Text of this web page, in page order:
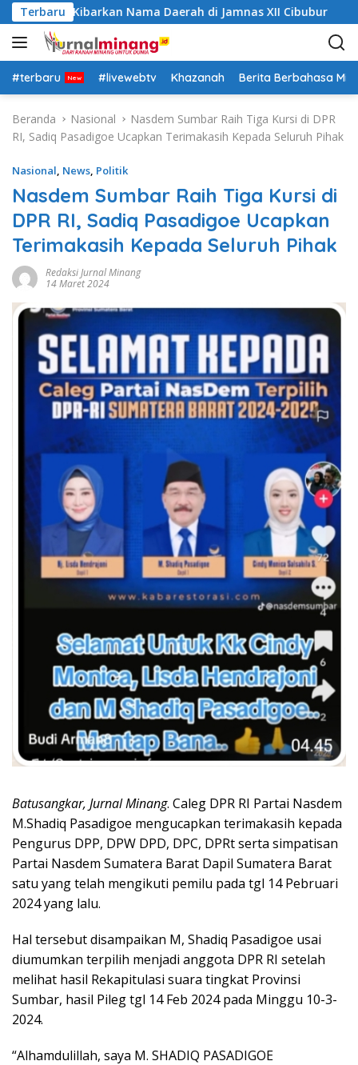
a
g
u
Terbaru
Siap Kibarkan Nama Daerah di Jamnas XII Cibubur
#terbaru #livewebtv Khazanah Berita Berbahasa
Beranda Nasional
Nasdem Sumbar Raih Tiga Kursi di DPR
RI, Sadiq Pasadigoe Ucapkan Terimakasih Kepada Seluruh Pihak
Nasional, News, Politik
Nasdem Sumbar Raih Tiga Kursi di
DPR RI, Sadiq Pasadigoe Ucapkan
Terimakasih Kepada Seluruh Pihak
Redaksi Jurnal Minang
14 Maret 2024
Batusangkar, Jurnal Minang. Caleg DPR RI Partai Nasdem
M.Shadiq Pasadigoe mengucapkan terimakasih kepada
Pengurus DPP, DPW DPD, DPC, DPRt serta simpatisan
Partai Nasdem Sumatera Barat Dapil Sumatera Barat
satu yang telah mengikuti pemilu pada tgl 14 Pebruari
2024 yang lalu.
Hal tersebut disampaikan M, Shadiq Pasadigoe usai
diumumkan terpilih menjadi anggota DPR RI setelah
melihat hasil Rekapitulasi suara tingkat Provinsi
Sumbar, hasil Pileg tgl 14 Feb 2024 pada Minggu 10-3-
2024.
“Alhamdulillah, saya M. SHADIQ PASADIGOE